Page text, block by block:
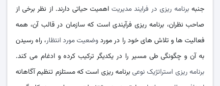
جنبهبرنامه ریزی در فرایند مدیریتاهمیت حیاتی دارند. از نظر برخی از
صاحب نظران، برنامه ریزی فرآیندی است که سازمان در قالب آن، همه
فعالیت ها و تلاش های خود را در موردوضعیت مورد انتظار، راه رسیدن
به آن و چگونگی طی مسیر را در یکدیگر ترکیب کرده و ادغام می کند.
برنامه ریزی استراتژیک نوعیبرنامه ریزی است که مستلزم تنظیم آگاهانه